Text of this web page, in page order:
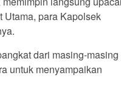
Utama, para Kapolsek
dari masing-masing
untuk menyampaikan